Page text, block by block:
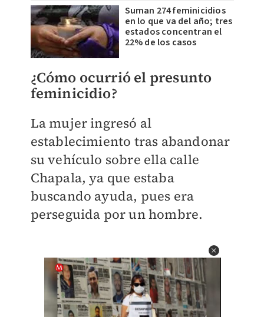
Suman 274 feminicidios
en lo que va del año; tres
estados concentran el
22% de los casos
¿Cómo ocurrió el presunto
feminicidio?
La mujer ingresó al
establecimiento tras abandonar
su vehículo sobre ella calle
Chapala, ya que estaba
buscando ayuda, pues era
perseguida por un hombre.